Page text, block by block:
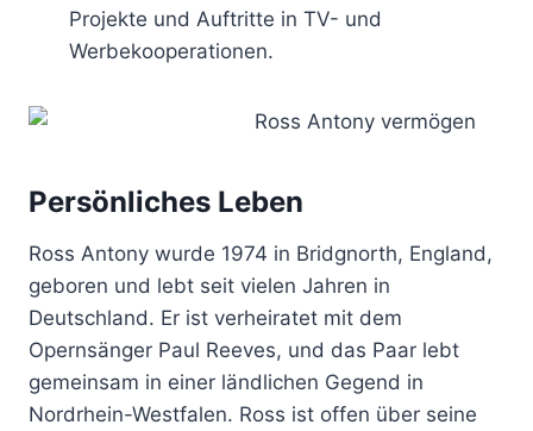
Projekte und Auftritte in TV- und
Werbekooperationen.
Persönliches Leben
Ross Antony wurde 1974 in Bridgnorth, England,
geboren und lebt seit vielen Jahren in
Deutschland. Er ist verheiratet mit dem
Opernsänger Paul Reeves, und das Paar lebt
gemeinsam in einer ländlichen Gegend in
Nordrhein-Westfalen. Ross ist offen über seine